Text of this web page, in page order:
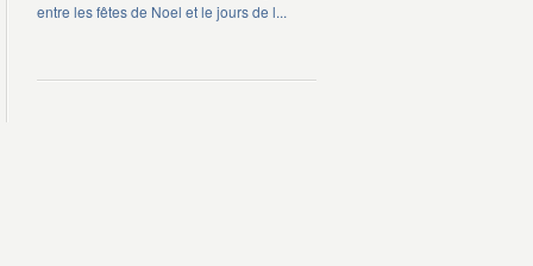
entre les fêtes de Noel et le jours de l...